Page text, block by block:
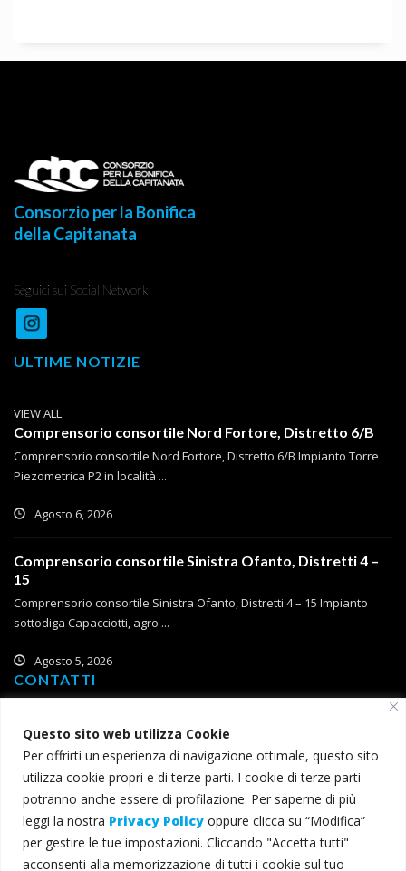
Questo sito web utilizza Cookie
Per offrirti un'esperienza di navigazione ottimale, questo sito
utilizza cookie propri e di terze parti. I cookie di terze parti
potranno anche essere di profilazione. Per saperne di più
leggi la nostra Privacy Policy oppure clicca su “Modifica”
per gestire le tue impostazioni. Cliccando "Accetta tutti"
acconsenti alla memorizzazione di tutti i cookie sul tuo
Consorzio per la Bonifica
della Capitanata
Seguici sui Social Network
ULTIME NOTIZIE
VIEW ALL
Comprensorio consortile Nord Fortore, Distretto 6/B
Comprensorio consortile Nord Fortore, Distretto 6/B Impianto Torre
Piezometrica P2 in località ...
Agosto 6, 2026
Comprensorio consortile Sinistra Ofanto, Distretti 4 –
15
Comprensorio consortile Sinistra Ofanto, Distretti 4 – 15 Impianto
sottodiga Capacciotti, agro ...
Agosto 5, 2026
CONTATTI
71121 Foggia
T (+39) 0881 785 111
F (+39) 0881 774 634
consorzio@bonificacapitanata.it
consorzio@pec.bonificacapitanata.it